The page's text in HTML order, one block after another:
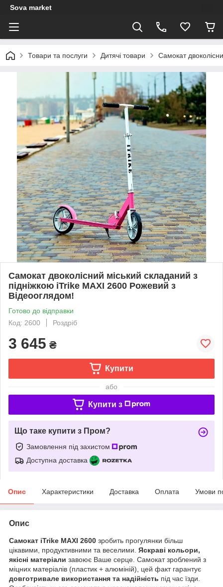
Sova market
Товари та послуги Дитячі товари Самокат
Самокат двоколісний міський складаний з
підніжкою iTrike MAXI 2600 Рожевий з
Відеооглядом!
Готово до відправки
Код: 2600
Роздріб
3 645 ₴
Купити
або
Купити з
Що таке купити з Пром?
Замовлення під захистом
Доступна доставка
Опис Характеристики Доставка Оплата Умови
Опис
Самокат iTrike MAXI 2600 зробить прогулянки більш
цікавими, продуктивними та веселими. Яскраві кольори,
якісні матеріали завоює Ваше серце. Самокат зроблений з
міцних матеріалів (пластик + алюміній), цей факт гарантує
довготривале використання та надійність під час їзди.